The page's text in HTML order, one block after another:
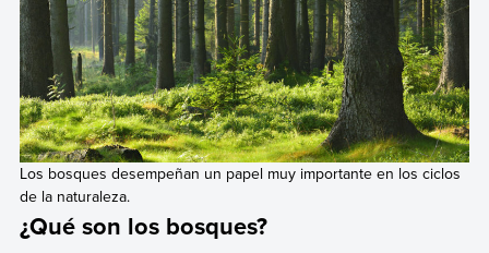
Los bosques desempeñan un papel muy importante en los ciclos
de la naturaleza.
¿Qué son los bosques?